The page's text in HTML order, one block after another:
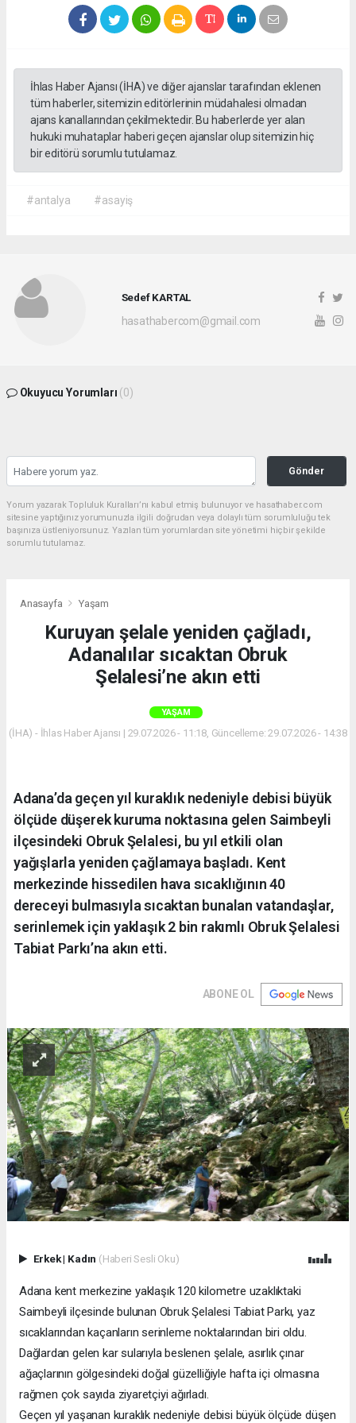
İhlas Haber Ajansı (İHA) ve diğer ajanslar tarafından eklenen
tüm haberler, sitemizin editörlerinin müdahalesi olmadan
ajans kanallarından çekilmektedir. Bu haberlerde yer alan
hukuki muhataplar haberi geçen ajanslar olup sitemizin hiç
bir editörü sorumlu tutulamaz.
#antalya #asayiş
Sedef KARTAL
hasathabercom@gmail.com
Okuyucu Yorumları (0)
Gönder
Yorum yazarak Topluluk Kuralları’nı kabul etmiş bulunuyor ve hasathaber.com
sitesine yaptığınız yorumunuzla ilgili doğrudan veya dolaylı tüm sorumluluğu tek
başınıza üstleniyorsunuz. Yazılan tüm yorumlardan site yönetimi hiçbir şekilde
sorumlu tutulamaz.
Anasayfa Yaşam
Kuruyan şelale yeniden çağladı,
Adanalılar sıcaktan Obruk
Şelalesi’ne akın etti
YAŞAM
(İHA) - İhlas Haber Ajansı | 29.07.2026 - 11:18, Güncelleme: 29.07.2026 - 14:38
Adana’da geçen yıl kuraklık nedeniyle debisi büyük
ölçüde düşerek kuruma noktasına gelen Saimbeyli
ilçesindeki Obruk Şelalesi, bu yıl etkili olan
yağışlarla yeniden çağlamaya başladı. Kent
merkezinde hissedilen hava sıcaklığının 40
dereceyi bulmasıyla sıcaktan bunalan vatandaşlar,
serinlemek için yaklaşık 2 bin rakımlı Obruk Şelalesi
Tabiat Parkı’na akın etti.
ABONE OL
Erkek| Kadın (Haberi Sesli Oku)
Adana kent merkezine yaklaşık 120 kilometre uzaklıktaki
Saimbeyli ilçesinde bulunan Obruk Şelalesi Tabiat Parkı, yaz
sıcaklarından kaçanların serinleme noktalarından biri oldu.
Dağlardan gelen kar sularıyla beslenen şelale, asırlık çınar
ağaçlarının gölgesindeki doğal güzelliğiyle hafta içi olmasına
rağmen çok sayıda ziyaretçiyi ağırladı.
Geçen yıl yaşanan kuraklık nedeniyle debisi büyük ölçüde düşen